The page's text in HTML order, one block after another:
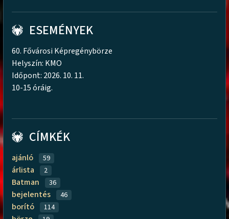
ESEMÉNYEK
60. Fővárosi Képregénybörze
Helyszín: KMO
Időpont: 2026. 10. 11.
10-15 óráig.
CÍMKÉK
ajánló 59
árlista 2
Batman 36
bejelentés 46
borító 114